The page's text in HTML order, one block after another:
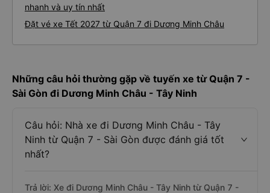
nhanh và uy tín nhất
Đặt vé xe Tết 2027 từ Quận 7 đi Dương Minh Châu
Những câu hỏi thường gặp về tuyến xe từ Quận 7 -
Sài Gòn đi Dương Minh Châu - Tây Ninh
Câu hỏi: Nhà xe đi Dương Minh Châu - Tây
Ninh từ Quận 7 - Sài Gòn được đánh giá tốt
nhất?
Trả lời: Xe đi Dương Minh Châu - Tây Ninh từ Quận 7 -